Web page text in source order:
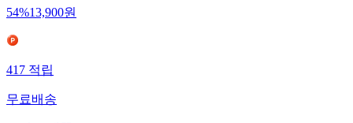
54%13,900원
417적립
무료배송